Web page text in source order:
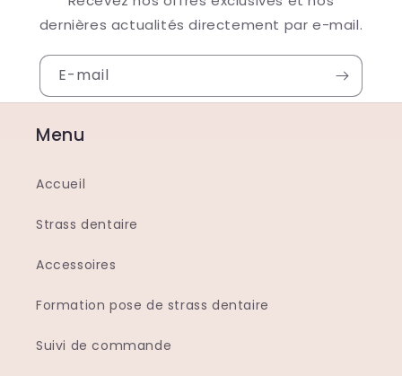
dernières actualités directement par e-mail.
E-mail
Menu
Accueil
Strass dentaire
Accessoires
Formation pose de strass dentaire
Suivi de commande